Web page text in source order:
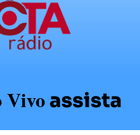
Vivoassista